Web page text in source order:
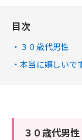
目次
３０歳代男性
本当に嬉しいで
３０歳代男性